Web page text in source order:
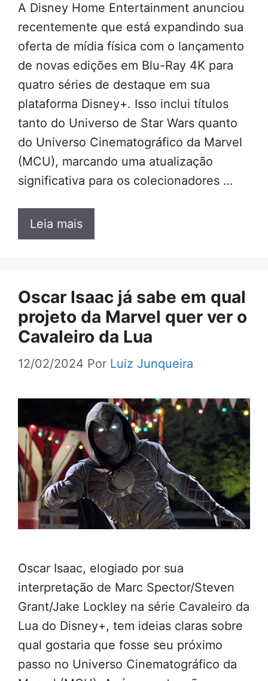
A Disney Home Entertainment anunciou
recentemente que está expandindo sua
oferta de mídia física com o lançamento
de novas edições em Blu-Ray 4K para
quatro séries de destaque em sua
plataforma Disney+. Isso inclui títulos
tanto do Universo de Star Wars quanto
do Universo Cinematográfico da Marvel
(MCU), marcando uma atualização
significativa para os colecionadores …
Leia mais
Oscar Isaac já sabe em qual
projeto da Marvel quer ver o
Cavaleiro da Lua
12/02/2024 Por Luiz Junqueira
Oscar Isaac, elogiado por sua
interpretação de Marc Spector/Steven
Grant/Jake Lockley na série Cavaleiro da
Lua do Disney+, tem ideias claras sobre
qual gostaria que fosse seu próximo
passo no Universo Cinematográfico da